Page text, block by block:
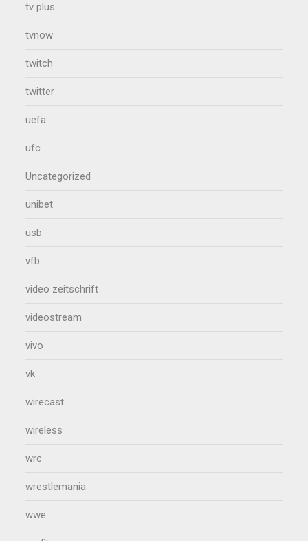
tv plus
tvnow
twitch
twitter
uefa
ufc
Uncategorized
unibet
usb
vfb
video zeitschrift
videostream
vivo
vk
wirecast
wireless
wrc
wrestlemania
wwe